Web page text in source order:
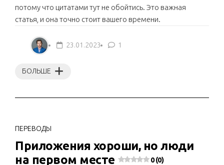
потому что цитатами тут не обойтись. Это важная
статья, и она точно стоит вашего времени.
БОЛЬШЕ
23.01.2023 1
ПЕРЕВОДЫ
Приложения хороши, но люди
на первом месте
0 (0)